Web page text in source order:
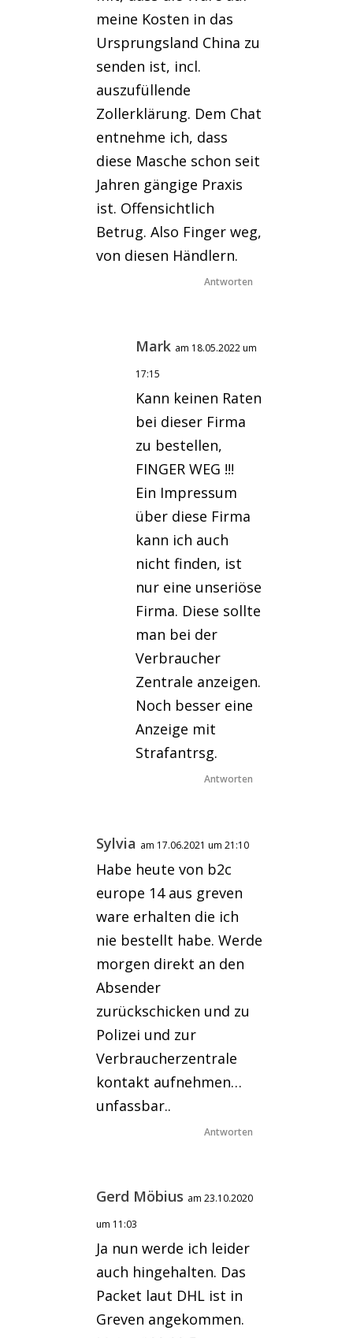
meine Kosten in das
Ursprungsland China zu
senden ist, incl.
auszufüllende
Zollerklärung. Dem Chat
entnehme ich, dass
diese Masche schon seit
Jahren gängige Praxis
ist. Offensichtlich
Betrug. Also Finger weg,
von diesen Händlern.
Antworten
Mark am 18.05.2022 um
17:15
Kann keinen Raten
bei dieser Firma
zu bestellen,
FINGER WEG !!!
Ein Impressum
über diese Firma
kann ich auch
nicht finden, ist
nur eine unseriöse
Firma. Diese sollte
man bei der
Verbraucher
Zentrale anzeigen.
Noch besser eine
Anzeige mit
Strafantrsg.
Antworten
Sylvia am 17.06.2021 um 21:10
Habe heute von b2c
europe 14 aus greven
ware erhalten die ich
nie bestellt habe. Werde
morgen direkt an den
Absender
zurückschicken und zu
Polizei und zur
Verbraucherzentrale
kontakt aufnehmen…
unfassbar..
Antworten
Gerd Möbius am 23.10.2020
um 11:03
Ja nun werde ich leider
auch hingehalten. Das
Packet laut DHL ist in
Greven angekommen.